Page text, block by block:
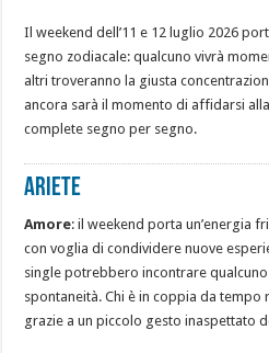
Il weekend dell’11 e 12 luglio 2026
segno zodiacale: qualcuno vivrà
altri troveranno la giusta
ancora sarà il momento di affidarsi
complete segno per segno.
ARIETE
Amore: il weekend porta un’energia
con voglia di condividere nuove
single potrebbero incontrare
spontaneità. Chi è in coppia da tempo
grazie a un piccolo gesto inaspettato